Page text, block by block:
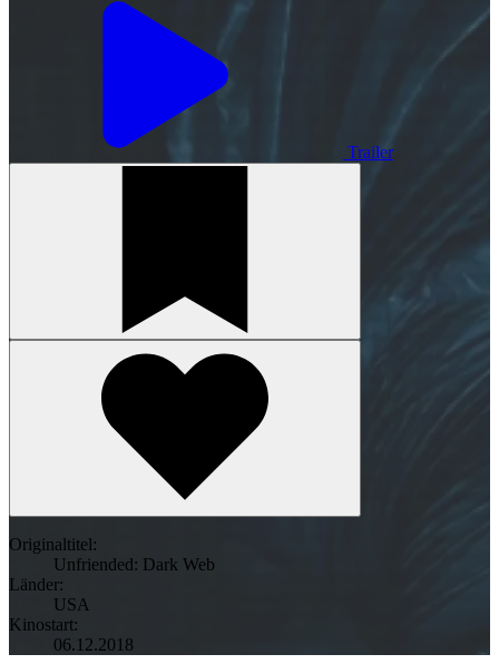
Trailer
Originaltitel:
Unfriended: Dark Web
Länder:
USA
Kinostart:
06.12.2018